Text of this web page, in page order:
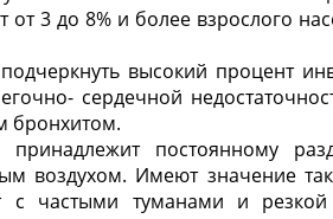
от 3 до 8% и более взрослого
высокий процент
сердечной
бронхитом.
постоянному
воздухом. Имеют значение
с частыми туманами и